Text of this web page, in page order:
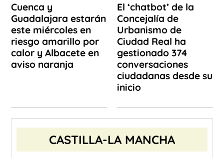
Cuenca y
Guadalajara estarán
este miércoles en
riesgo amarillo por
calor y Albacete en
aviso naranja
El ‘chatbot’ de la
Concejalía de
Urbanismo de
Ciudad Real ha
gestionado 374
conversaciones
ciudadanas desde su
inicio
CASTILLA-LA MANCHA